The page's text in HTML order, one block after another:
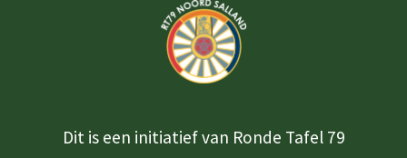
Dit is een initiatief van Ronde Tafel 79